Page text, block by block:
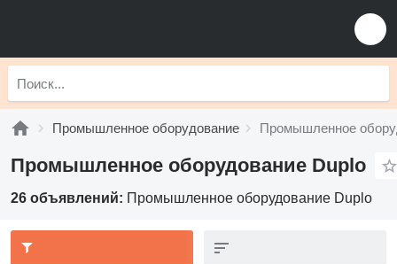
Промышленное оборудование Промышленное
Промышленное оборудование Duplo
26 объявлений: Промышленное оборудование Duplo